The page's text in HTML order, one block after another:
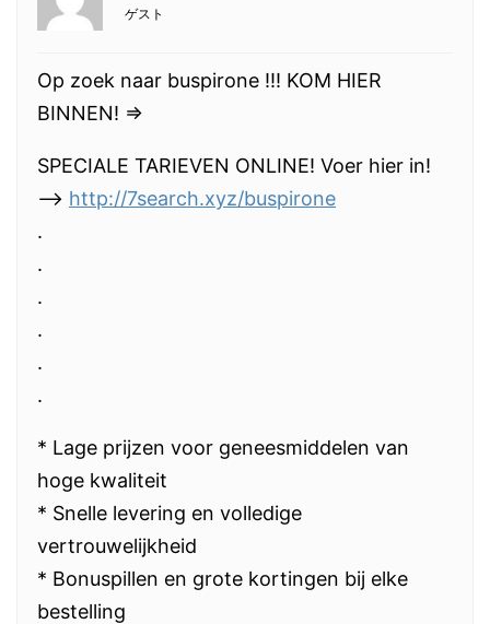
ゲスト
Op zoek naar buspirone !!! KOM HIER
BINNEN! =>
SPECIALE TARIEVEN ONLINE! Voer hier in!
—> http://7search.xyz/buspirone
.
.
.
.
.
.
* Lage prijzen voor geneesmiddelen van
hoge kwaliteit
* Snelle levering en volledige
vertrouwelijkheid
* Bonuspillen en grote kortingen bij elke
bestelling